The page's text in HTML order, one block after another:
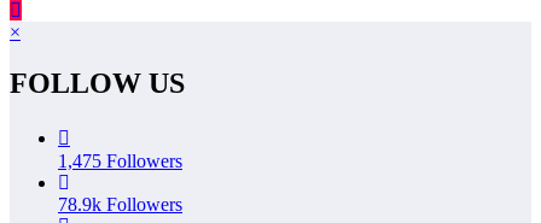
×
FOLLOW US
1,475 Followers
78.9k Followers